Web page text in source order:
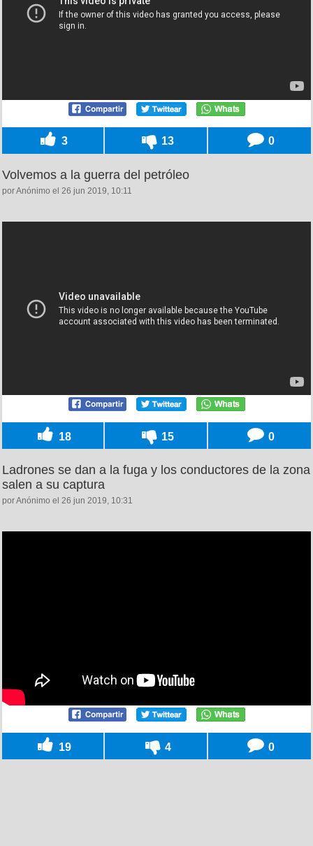
3 13 0
Volvemos a la guerra del petróleo
por Anónimo el 26 jun 2019, 10:11
18 15 0
Ladrones se dan a la fuga y los conductores de la zona
salen a su captura
por Anónimo el 26 jun 2019, 10:31
19 4 0